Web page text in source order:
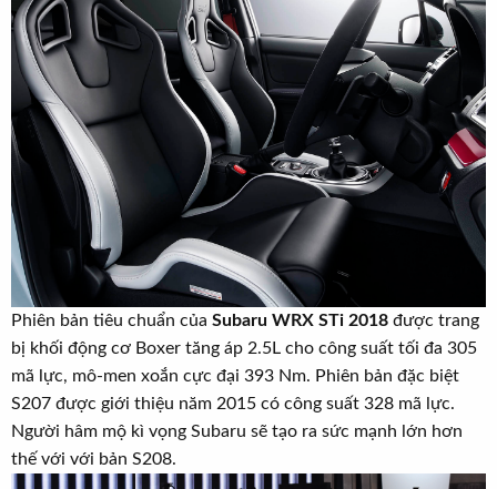
Phiên bản tiêu chuẩn của Subaru WRX STi 2018 được trang
bị khối động cơ Boxer tăng áp 2.5L cho công suất tối đa 305
mã lực, mô-men xoắn cực đại 393 Nm. Phiên bản đặc biệt
S207 được giới thiệu năm 2015 có công suất 328 mã lực.
Người hâm mộ kì vọng Subaru sẽ tạo ra sức mạnh lớn hơn
thế với với bản S208.